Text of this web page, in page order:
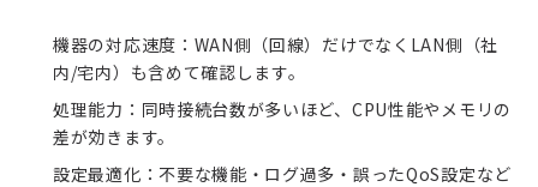
機器の対応速度：WAN側（回線）だけでなくLAN側（社
内/宅内）も含めて確認します。
処理能力：同時接続台数が多いほど、CPU性能やメモリの
差が効きます。
設定最適化：不要な機能・ログ過多・誤ったQoS設定など